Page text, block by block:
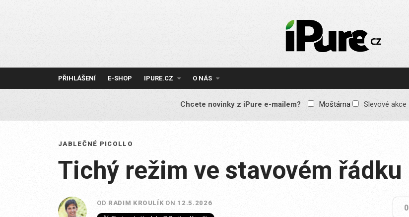
IPURE.CZ
Prémiový Apple e-
reklamy, žádné
obsah pro všechny
PŘIHLÁŠENÍ E-SHOP IPURE.CZ O NÁS
Chcete novinky z iPure e-mailem? Moštárna Slevové akce
JABLEČNÉ PICOLLO
Tichý režim ve stavovém řádku
OD RADIM KROULÍK ON 12.5.2026
0